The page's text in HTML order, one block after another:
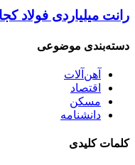
رانت میلیاردی فولاد
دسته‌بندی موضوعی
آهن‌آلات
اقتصاد
مسکن
دانشنامه
کلمات کلیدی